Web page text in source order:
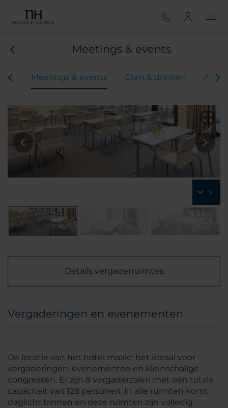
Meetings & events
Meetings & events Eten & drinken
5
Details vergaderruimtes
Vergaderingen en evenementen
De locatie van het hotel maakt het ideaal voor
vergaderingen, evenementen en kleinschalige
congressen. Er zijn 8 vergaderzalen met een totale
capaciteit van 128 personen. In alle ruimten komt
daglicht binnen en deze ruimten zijn volledig